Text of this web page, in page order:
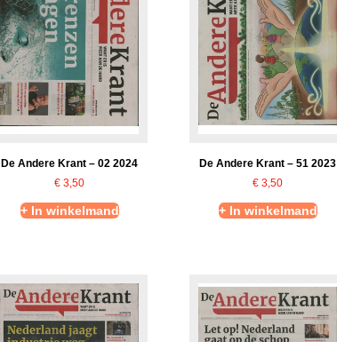
De Andere Krant – 02 2024
€ 3,50
+ In winkelmand
De Andere Krant – 51 2023
€ 3,50
+ In winkelmand